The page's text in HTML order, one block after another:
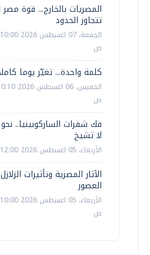
المصريات بالخارج... قوة مصر
تتجاوز الحدود
الجمعة، 07 اغسطس 2026 10:00
ص
كلمة واحدة... تغيّر يوما
الخميس، 06 اغسطس
ص
فك شفرات الساركوبينيا..
لا تشيخ
الأربعاء، 05 اغسطس 2026 12:00 م
الآثار المصرية وتأثيرات
العصور
الأربعاء، 05 اغسطس 2026 10:00
ص